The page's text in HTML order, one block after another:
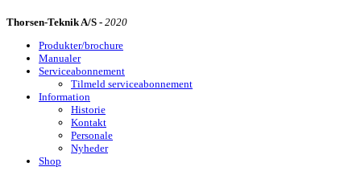
Thorsen-Teknik A/S - 2020
Produkter/brochure
Manualer
Serviceabonnement
Tilmeld serviceabonnement
Information
Historie
Kontakt
Personale
Nyheder
Shop